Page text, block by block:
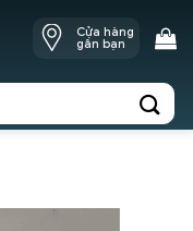
Cửa hàng
gần bạn